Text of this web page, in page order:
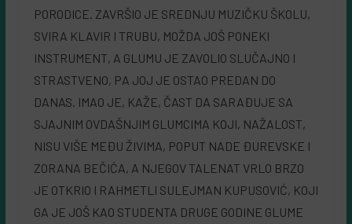
PORODICE. ZAVRŠIO JE SREDNJU MUZIČKU ŠKOLU,
SVIRA KLAVIR I TRUBU, MOŽDA JOŠ PONEKI
INSTRUMENT, A GLUMU JE ZAVOLIO SLUČAJNO I
STRASTVENO, PA JOJ JE OSTAO PREDAN DO
DANAS. IMAO JE, KAŽE, ČAST DA SARAĐUJE SA
SJAJNIM OVDAŠNJIM GLUMCIMA KOJI, NAŽALOST,
NISU VIŠE MEĐU ŽIVIMA, POPUT NADE ĐUREVSKE I
ZORANA BEČIĆA, A NJEGOV TALENAT VRLO BRZO
JE OTKRIO I RAHMETLI SULEJMAN KUPUSOVIĆ, KOJI
GA JE JOŠ KAO STUDENTA DRUGE GODINE GLUME